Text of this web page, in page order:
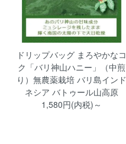
ドリップバッグ まろやかなコ
ク「バリ神山ハニー」（中煎
り）無農薬栽培 バリ島インド
ネシア バトゥール山高原
1,580円(内税)～